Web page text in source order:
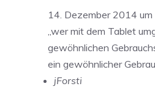
14. Dezember 2014
„wer mit dem Tablet
gewöhnlichen
ein gewöhnlicher
jForsti